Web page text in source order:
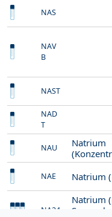
NAS
NAV
B
NAST
NAD
T
NAU
Natrium
NAE Natrium
NA24
Natrium